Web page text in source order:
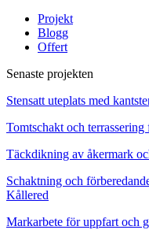
Projekt
Blogg
Offert
Senaste projekten
Stensatt uteplats med
Tomtschakt och
Täckdikning av åkermark
Schaktning och
Kållered
Markarbete för uppfart och